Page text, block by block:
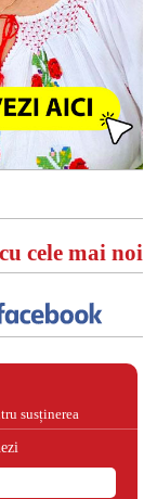
cele mai noi
susținerea